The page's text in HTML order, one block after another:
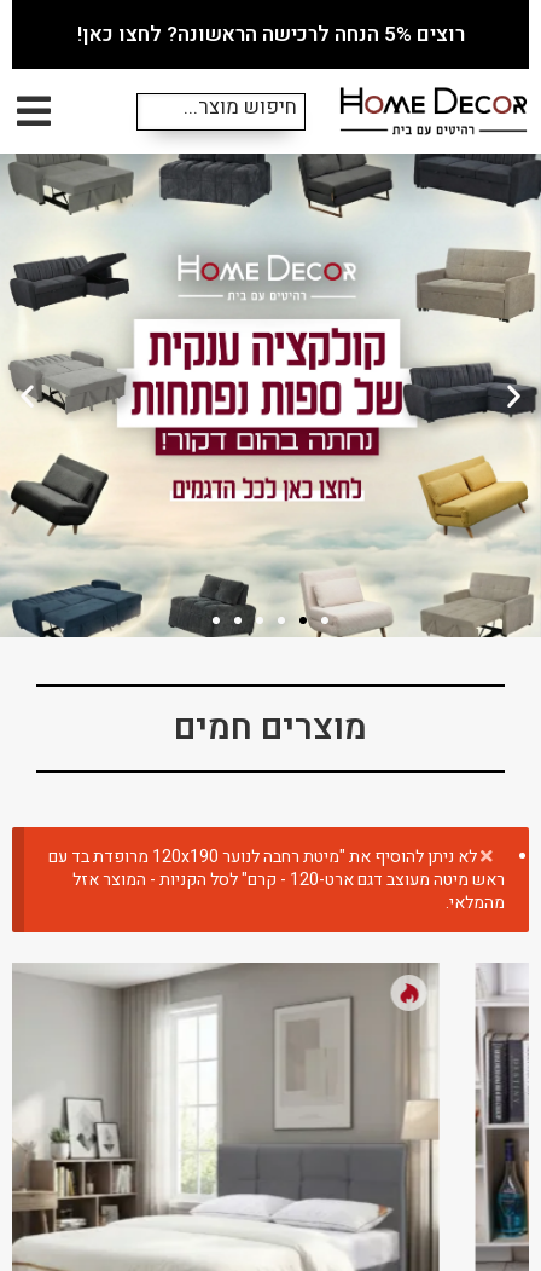
רוצים 5% הנחה לרכישה הראשונה? לחצו כאן!
מוצרים חמים
לא ניתן להוסיף את "מיטת רחבה לנוער 120x190 מרופדת בד עם
ראש מיטה מעוצב דגם ארט-120 - קרם" לסל הקניות - המוצר אזל
מהמלאי.